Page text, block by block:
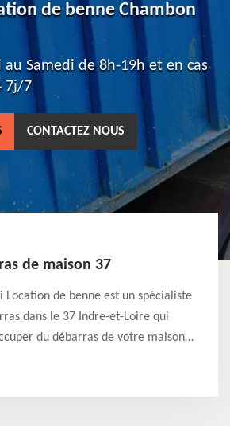
de benne Chambon
Samedi de 8h-19h et en cas
7j/7
CONTACTEZ NOUS
de maison 37
Location de benne est un spécialiste
dans le 37 Indre-et-Loire qui
du débarras de votre maison